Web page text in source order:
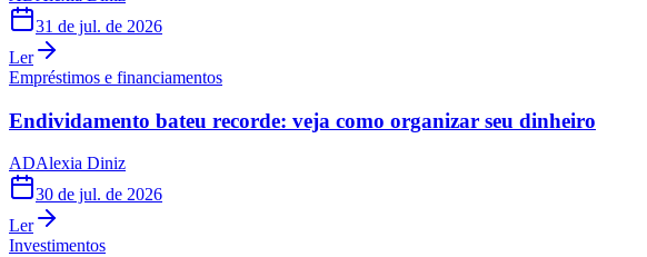
31 de jul. de 2026
Ler
Empréstimos e financiamentos
Endividamento bateu recorde: veja como organizar seu dinheiro
ADAlexia Diniz
30 de jul. de 2026
Ler
Investimentos